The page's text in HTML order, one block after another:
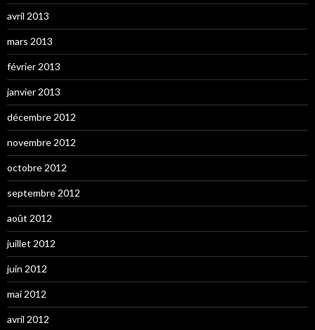
avril 2013
mars 2013
février 2013
janvier 2013
décembre 2012
novembre 2012
octobre 2012
septembre 2012
août 2012
juillet 2012
juin 2012
mai 2012
avril 2012